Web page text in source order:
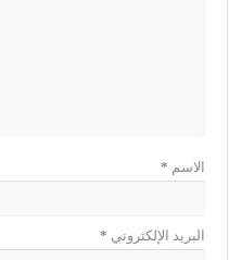
الاسم *
البريد الإلكتروني *